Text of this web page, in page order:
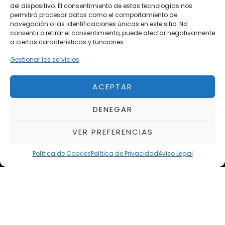
del dispositivo. El consentimiento de estas tecnologías nos
permitirá procesar datos como el comportamiento de
navegación o las identificaciones únicas en este sitio. No
consentir o retirar el consentimiento, puede afectar negativamente
a ciertas características y funciones.
Gestionar los servicios
ACEPTAR
DENEGAR
VER PREFERENCIAS
Política de CookiesPolítica de PrivacidadAviso Legal
Próximos
Eclipse by SELECTO
Del 12/08/2026 al 12/08/2026
Del 02/10/2026 al 05/10/2026
Del 02/10/2026 al 05/10/2026